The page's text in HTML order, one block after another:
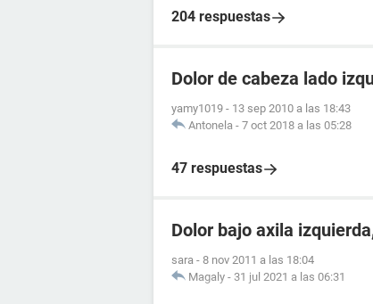
204 respuestas
Dolor de cabeza lado
yamy1019 - 13 sep 2010 a las 18:43
Antonela - 7 oct 2018 a las 05:28
47 respuestas
Dolor bajo axila
sara - 8 nov 2011 a las 18:04
Magaly - 31 jul 2021 a las 06:31